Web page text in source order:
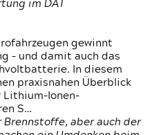
im DAT
gewinnt
– und damit auch das
In diesem
praxisnahen Überblick
Lithium-Ionen-
S…
aber auch der